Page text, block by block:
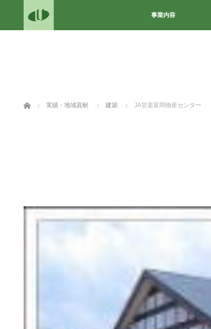
事業内容
ホーム 実績・地域貢献 建築 JA甘楽富岡物産センター